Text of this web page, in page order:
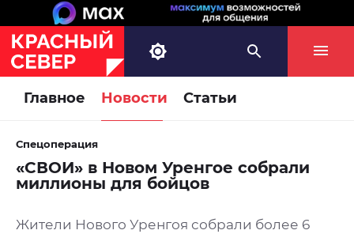
Главное Новости Статьи
Спецоперация
«СВОИ» в Новом Уренгое собрали
миллионы для бойцов
Жители Нового Уренгоя собрали более 6